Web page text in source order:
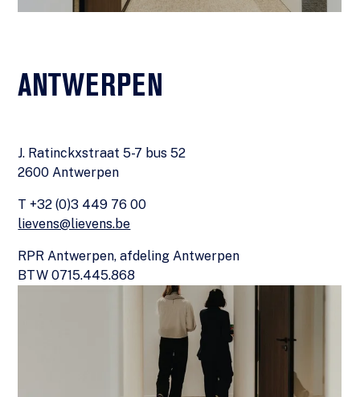
ANTWERPEN
J. Ratinckxstraat 5-7 bus 52
2600 Antwerpen
T +32 (0)3 449 76 00
lievens@lievens.be
RPR Antwerpen, afdeling Antwerpen
BTW 0715.445.868